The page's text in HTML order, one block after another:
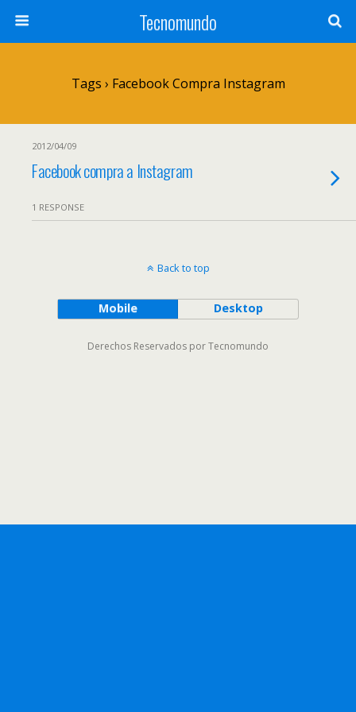
Tecnomundo
Tags › Facebook Compra Instagram
2012/04/09
Facebook compra a Instagram
1 RESPONSE
Back to top
Mobile Desktop
Derechos Reservados por Tecnomundo